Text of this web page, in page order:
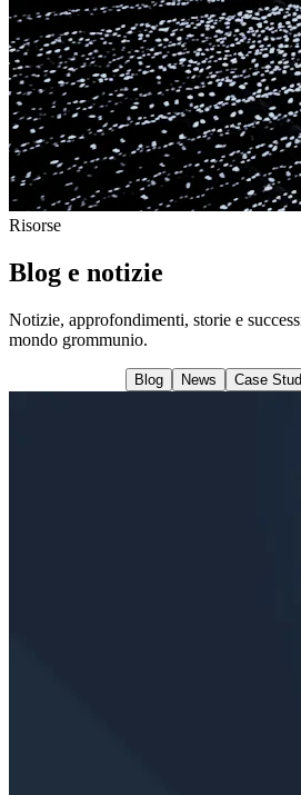
Risorse
Blog e notizie
Notizie, approfondimenti, storie e
mondo grommunio.
Blog News Case